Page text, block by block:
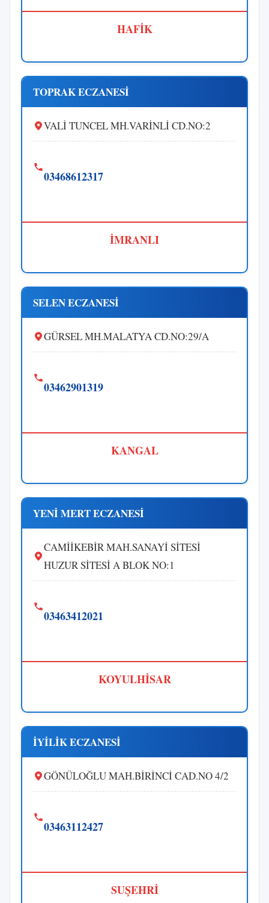
HAFİK
TOPRAK ECZANESİ
VALİ TUNCEL MH.VARİNLİ CD.NO:2
03468612317
İMRANLI
SELEN ECZANESİ
GÜRSEL MH.MALATYA CD.NO:29/A
03462901319
KANGAL
YENİ MERT ECZANESİ
CAMİİKEBİR MAH.SANAYİ SİTESİ
HUZUR SİTESİ A BLOK NO:1
03463412021
KOYULHİSAR
İYİLİK ECZANESİ
GÖNÜLOĞLU MAH.BİRİNCİ CAD.NO 4/2
03463112427
SUŞEHRİ